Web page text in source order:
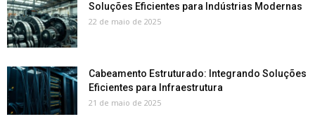
Soluções Eficientes para Indústrias Modernas
22 de maio de 2025
Cabeamento Estruturado: Integrando Soluções
Eficientes para Infraestrutura
21 de maio de 2025